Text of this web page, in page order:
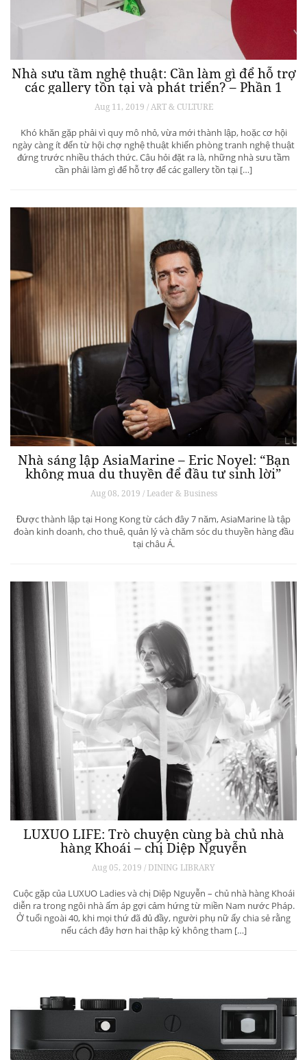
Nhà sưu tầm nghệ thuật: Cần làm gì để hỗ trợ
các gallery tồn tại và phát triển? – Phần 1
Aug 11, 2019 / ART & CULTURE
Khó khăn gặp phải vì quy mô nhỏ, vừa mới thành lập, hoặc cơ hội
ngày càng ít đến từ hội chợ nghệ thuật khiến phòng tranh nghệ thuật
đứng trước nhiều thách thức. Câu hỏi đặt ra là, những nhà sưu tầm
cần phải làm gì để hỗ trợ để các gallery tồn tại […]
Nhà sáng lập AsiaMarine – Eric Noyel: “Bạn
không mua du thuyền để đầu tư sinh lời”
Aug 08, 2019 / Leader & Business
Được thành lập tại Hong Kong từ cách đây 7 năm, AsiaMarine là tập
đoàn kinh doanh, cho thuê, quản lý và chăm sóc du thuyền hàng đầu
tại châu Á.
LUXUO LIFE: Trò chuyện cùng bà chủ nhà
hàng Khoái – chị Diệp Nguyễn
Aug 05, 2019 / DINING LIBRARY
Cuộc gặp của LUXUO Ladies và chị Diệp Nguyễn – chủ nhà hàng Khoái
diễn ra trong ngôi nhà ấm áp gợi cảm hứng từ miền Nam nước Pháp.
Ở tuổi ngoài 40, khi mọi thứ đã đủ đầy, người phụ nữ ấy chia sẻ rằng
nếu cách đây hơn hai thập kỷ không tham […]